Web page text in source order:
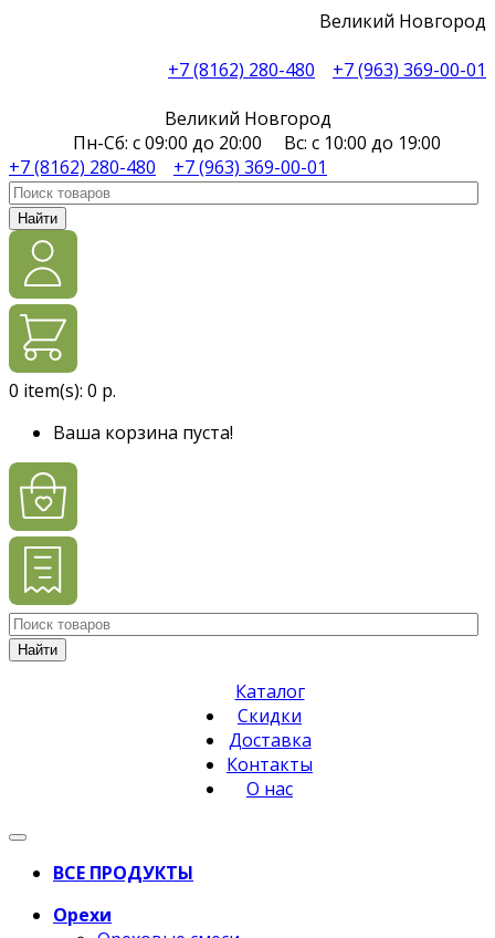
Великий Новгород
+7 (8162) 280-480
+7 (963) 369-00-01
Великий Новгород
Пн-Сб: с 09:00 до 20:00 Вс: с 10:00 до 19:00
+7 (8162) 280-480
+7 (963) 369-00-01
Найти
0 item(s): 0 р.
Ваша корзина пуста!
Найти
Каталог
Скидки
Доставка
Контакты
О нас
ВСЕ ПРОДУКТЫ
Орехи